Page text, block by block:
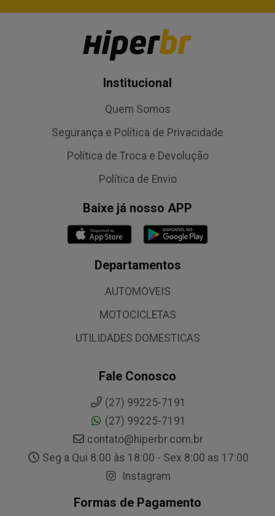
Institucional
Quem Somos
Segurança e Política de Privacidade
Política de Troca e Devolução
Política de Envio
Baixe já nosso APP
Departamentos
AUTOMOVEIS
MOTOCICLETAS
UTILIDADES DOMESTICAS
Fale Conosco
(27) 99225-7191
(27) 99225-7191
contato@hiperbr.com.br
Seg a Qui 8:00 às 18:00 - Sex 8:00 as 17:00
Instagram
Formas de Pagamento